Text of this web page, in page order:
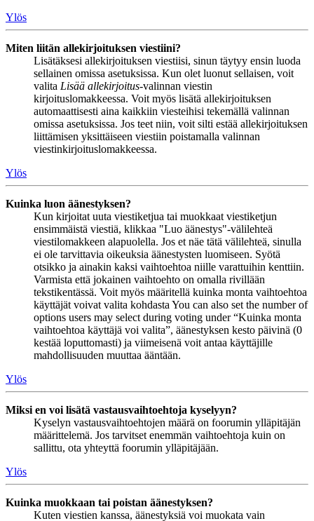
Ylös
Miten liitän allekirjoituksen viestiini?
Lisätäksesi allekirjoituksen viestiisi, sinun täytyy ensin luoda
sellainen omissa asetuksissa. Kun olet luonut sellaisen, voit
valita Lisää allekirjoitus-valinnan viestin
kirjoituslomakkeessa. Voit myös lisätä allekirjoituksen
automaattisesti aina kaikkiin viesteihisi tekemällä valinnan
omissa asetuksissa. Jos teet niin, voit silti estää allekirjoituksen
liittämisen yksittäiseen viestiin poistamalla valinnan
viestinkirjoituslomakkeessa.
Ylös
Kuinka luon äänestyksen?
Kun kirjoitat uuta viestiketjua tai muokkaat viestiketjun
ensimmäistä viestiä, klikkaa "Luo äänestys"-välilehteä
viestilomakkeen alapuolella. Jos et näe tätä välilehteä, sinulla
ei ole tarvittavia oikeuksia äänestysten luomiseen. Syötä
otsikko ja ainakin kaksi vaihtoehtoa niille varattuihin kenttiin.
Varmista että jokainen vaihtoehto on omalla rivillään
tekstikentässä. Voit myös määritellä kuinka monta vaihtoehtoa
käyttäjät voivat valita kohdasta You can also set the number of
options users may select during voting under “Kuinka monta
vaihtoehtoa käyttäjä voi valita”, äänestyksen kesto päivinä (0
kestää loputtomasti) ja viimeisenä voit antaa käyttäjille
mahdollisuuden muuttaa ääntään.
Ylös
Miksi en voi lisätä vastausvaihtoehtoja kyselyyn?
Kyselyn vastausvaihtoehtojen määrä on foorumin ylläpitäjän
määrittelemä. Jos tarvitset enemmän vaihtoehtoja kuin on
sallittu, ota yhteyttä foorumin ylläpitäjään.
Ylös
Kuinka muokkaan tai poistan äänestyksen?
Kuten viestien kanssa, äänestyksiä voi muokata vain